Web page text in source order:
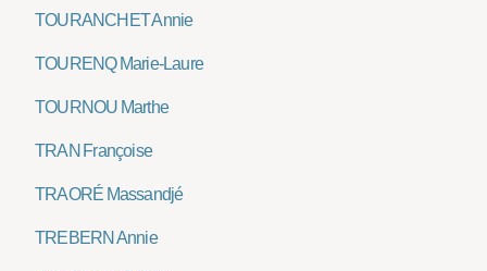
TOURANCHET Annie
TOURENQ Marie-Laure
TOURNOU Marthe
TRAN Françoise
TRAORÉ Massandjé
TREBERN Annie